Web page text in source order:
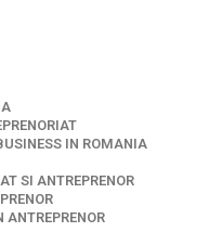
IN ROMANIA
SI ANTREPRENOR
ANTREPRENOR